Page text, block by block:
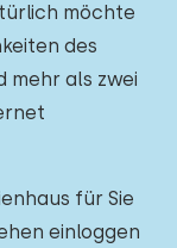
möchte
des
mehr als zwei
für Sie
einloggen